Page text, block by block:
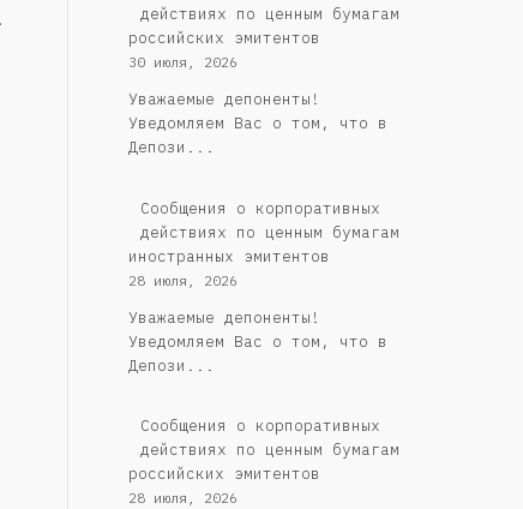
действиях по ценным бумагам
российских эмитентов
30 июля, 2026
Уважаемые депоненты!
Уведомляем Вас о том, что в
Депози...
Сообщения о корпоративных
действиях по ценным бумагам
иностранных эмитентов
28 июля, 2026
Уважаемые депоненты!
Уведомляем Вас о том, что в
Депози...
Cообщения о корпоративных
действиях по ценным бумагам
российских эмитентов
28 июля, 2026